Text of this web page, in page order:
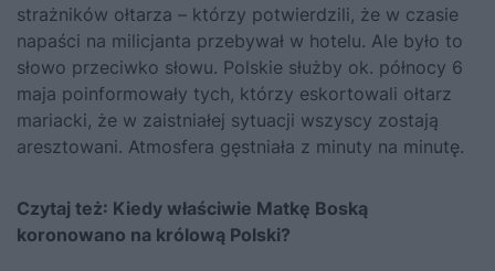
strażników ołtarza – którzy potwierdzili, że w czasie
napaści na milicjanta przebywał w hotelu. Ale było to
słowo przeciwko słowu. Polskie służby ok. północy 6
maja poinformowały tych, którzy eskortowali ołtarz
mariacki, że w zaistniałej sytuacji wszyscy zostają
aresztowani. Atmosfera gęstniała z minuty na minutę.
Czytaj też: Kiedy właściwie Matkę Boską
koronowano na królową Polski?